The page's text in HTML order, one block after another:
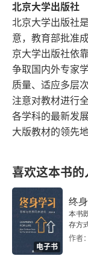
第七章 财务管理
第八章 政策
第九章 公共
北京大学出版社
北京大学出版社
意，教育部批准
京大学出版社依
争取国内外专家
质量、适应多层
注意对教材进行
各学科的最新发
大版教材的领先地
喜欢这本书的
电子书
终
本书
存方
作者